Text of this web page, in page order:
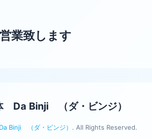
業致します
Da Binji （ダ・ビンジ）
Binji （ダ・ビンジ） . All Rights Reserved.